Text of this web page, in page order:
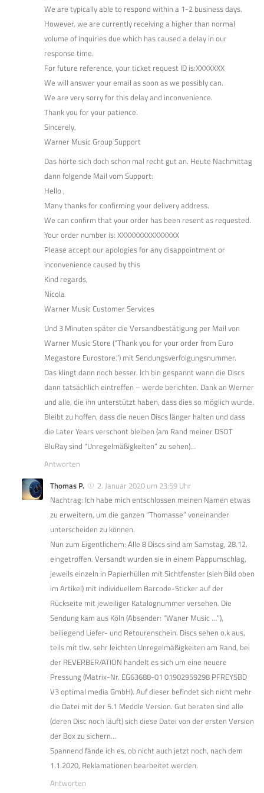
We are typically able to respond within a 1-2 business days.
However, we are currently receiving a higher than normal
volume of inquiries due which has caused a delay in our
response time.
For future reference, your ticket request ID is:XXXXXXX
We will answer your email as soon as we possibly can.
We are very sorry for this delay and inconvenience.
Thank you for your patience.
Sincerely,
Warner Music Group Support
Das hörte sich doch schon mal recht gut an. Heute Nachmittag
dann folgende Mail vom Support:
Hello ,
Many thanks for confirming your delivery address.
We can confirm that your order has been resent as requested.
Your order number is: XXXXXXXXXXXXXXX
Please accept our apologies for any disappointment or
inconvenience caused by this
Kind regards,
Nicola
Warner Music Customer Services
Und 3 Minuten später die Versandbestätigung per Mail von
Warner Music Store (“Thank you for your order from Euro
Megastore Eurostore.”) mit Sendungsverfolgungsnummer.
Das klingt dann noch besser. Ich bin gespannt wann die Discs
dann tatsächlich eintreffen – werde berichten. Dank an Werner
und alle, die ihn unterstützt haben, dass dies so möglich wurde.
Bleibt zu hoffen, dass die neuen Discs länger halten und dass
die Later Years verschont bleiben (am Rand meiner DSOT
BluRay sind “Unregelmäßigkeiten” zu sehen)…
Antworten
Thomas P.
2. Januar 2020 um 23:59 Uhr
Nachtrag: Ich habe mich entschlossen meinen Namen etwas
zu erweitern, um die ganzen “Thomasse” voneinander
unterscheiden zu können.
Nun zum Eigentlichem: Alle 8 Discs sind am Samstag, 28.12.
eingetroffen. Versandt wurden sie in einem Pappumschlag,
jeweils einzeln in Papierhüllen mit Sichtfenster (sieh Bild oben
im Artikel) mit individuellem Barcode-Sticker auf der
Rückseite mit jeweiliger Katalognummer versehen. Die
Sendung kam aus Köln (Absender: “Waner Music …”),
beiliegend Liefer- und Retourenschein. Discs sehen o.k aus,
teils mit tlw. sehr leichten Unregelmäßigkeiten am Rand, bei
der REVERBER/ATION handelt es sich um eine neuere
Pressung (Matrix-Nr. EG63688-01 01902959298 PFREY5BD
V3 optimal media GmbH). Auf dieser befindet sich nicht mehr
die Datei mit der 5.1 Meddle Version. Gut beraten sind alle
(deren Disc noch läuft) sich diese Datei von der ersten Version
der Box zu sichern…
Spannend fände ich es, ob nicht auch jetzt noch, nach dem
1.1.2020, Reklamationen bearbeitet werden.
Antworten